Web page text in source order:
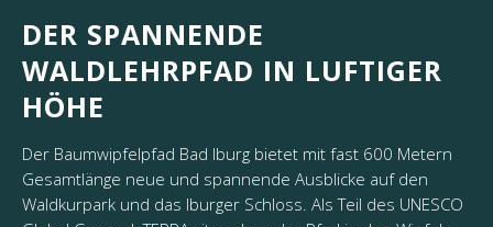
DER SPANNENDE
WALDLEHRPFAD IN LUFTIGER
HÖHE
Der Baumwipfelpfad Bad Iburg bietet mit fast 600 Metern
Gesamtlänge neue und spannende Ausblicke auf den
Waldkurpark und das Iburger Schloss. Als Teil des UNESCO